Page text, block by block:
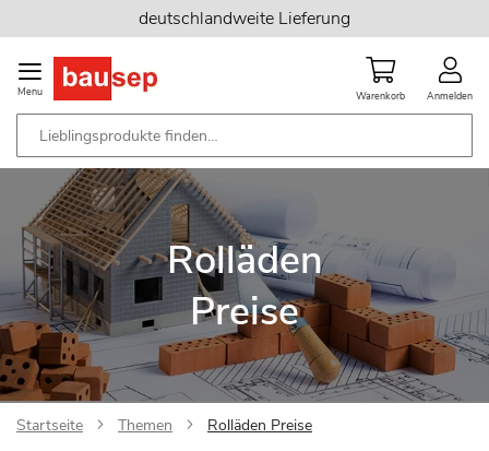
Inhalt
springen
deutschlandweite Lieferung
Menu Warenkorb Anmelden
Rolläden
Preise
Startseite Themen Rolläden Preise